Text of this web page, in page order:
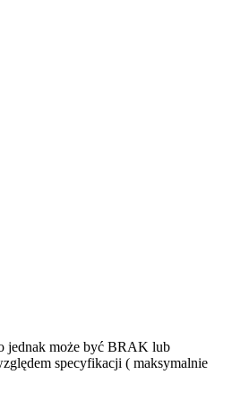
jednak może być BRAK lub
specyfikacji ( maksymalnie